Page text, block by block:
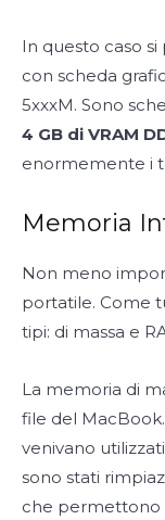
In questo caso
con scheda
5xxxM. Sono
4 GB di VRAM
enormemente i
Memoria
Non meno
portatile. Come
tipi: di massa e
La memoria di
file del
venivano
sono stati
che permettono